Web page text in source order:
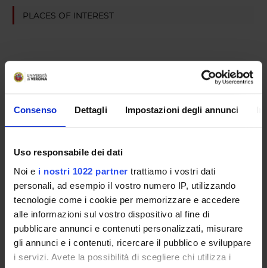
Consenso Dettagli Impostazioni degli annunci
Uso responsabile dei dati
Noi e i nostri 1022 partner trattiamo i vostri dati
personali, ad esempio il vostro numero IP, utilizzando
tecnologie come i cookie per memorizzare e accedere
alle informazioni sul vostro dispositivo al fine di
pubblicare annunci e contenuti personalizzati, misurare
gli annunci e i contenuti, ricercare il pubblico e sviluppare
i servizi. Avete la possibilità di scegliere chi utilizza i
PLACES OF INTEREST